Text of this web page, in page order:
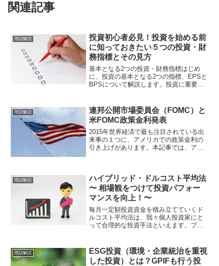
関連記事
用語解説
投資初心者必見！投資を始める前
に知っておきたい５つの投資・財
務指標とその見方
基本となる2つの投資・財務指標はじめ
に、投資の基本となる2つの指標、EPSと
BPSについて解説します。投資に重要な
Earnings Per Share、読み方：イーピ...
用語解説
連邦公開市場委員会（FOMC）と
米FOMC政策金利発表
2015年世界経済で最も注目されている出
来事の１つに、アメリカでの政策金利の
引き上げがあります。本記事では、アメ
ます。アメリカの金融...
用語解説
ハイブリッド・ドルコスト平均法
〜 相場観をつけて投資パフォー
マンスを向上！〜
毎月一定額投資資金を積み立てていくド
ルコスト平均法は、我々個人投資家にと
って合理的な投資手法といえます。プロ
資手法と呼べないためです。本記事で
は、ドルコスト平均法に一手...
用語解説
ESG投資（環境・企業統治を重視
した投資）とは？GPIFも行う投